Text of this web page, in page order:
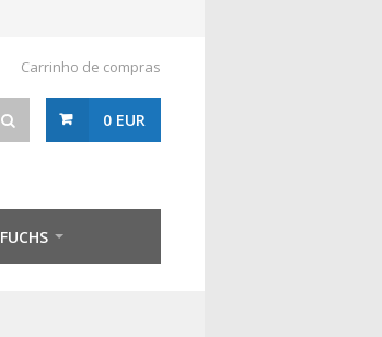
Carrinho de compras
0 EUR
FUCHS